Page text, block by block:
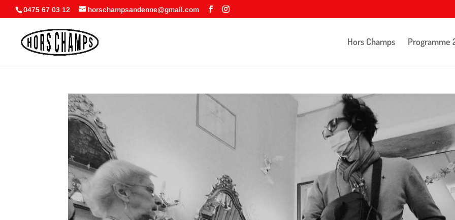
0475 67 03 12 horschampsandenne@gmail.com
Hors Champs Programme